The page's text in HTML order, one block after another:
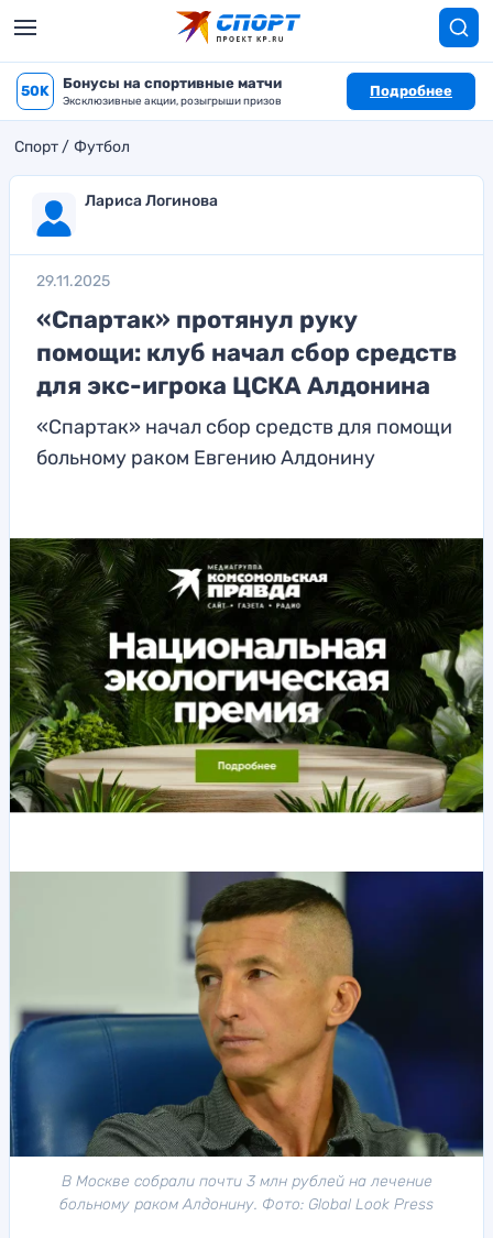
50K Бонусы на спортивные матчи
Эксклюзивные акции, розыгрыши призов
Подробнее
Спорт Футбол
Лариса Логинова
29.11.2025
«Спартак» протянул руку
помощи: клуб начал сбор средств
для экс-игрока ЦСКА Алдонина
«Спартак» начал сбор средств для помощи
больному раком Евгению Алдонину
В Москве собрали почти 3 млн рублей на лечение
больному раком Алдонину. Фото: Global Look Press